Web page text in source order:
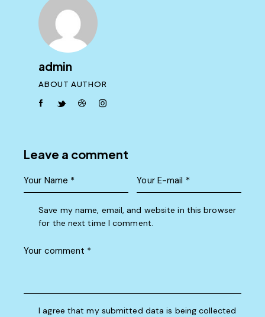
admin
ABOUT AUTHOR
facebook-
twitter-dribble-instagram
Leave a comment
Save my name, email, and website in this browser
for the next time I comment.
I agree that my submitted data is being collected